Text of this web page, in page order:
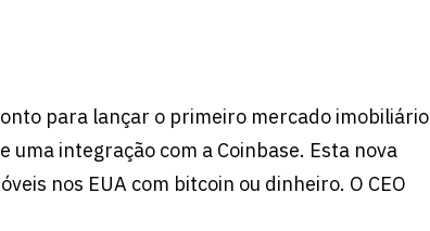
para lançar o primeiro mercado imobiliário
integração com a Coinbase. Esta nova
nos EUA com bitcoin ou dinheiro. O CEO